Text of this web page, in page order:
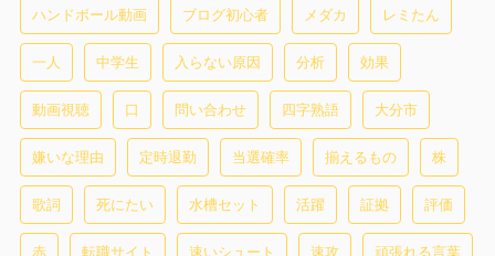
ハンドボール動画 ブログ初心者 メダカ レミたん
一人 中学生 入らない原因 分析 効果
動画視聴 口 問い合わせ 四字熟語 大分市
嫌いな理由 定時退勤 当選確率 揃えるもの 株
歌詞 死にたい 水槽セット 活躍 証拠 評価
赤 転職サイト 速いシュート 速攻 頑張れる言葉